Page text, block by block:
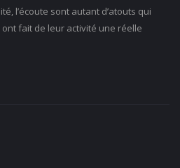
l’écoute sont autant d’atouts qui
fait de leur activité une réelle